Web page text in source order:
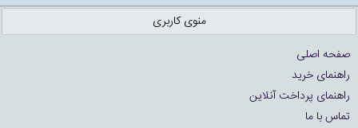
منوی کاربری
صفحه اصلی
راهنمای خرید
راهنمای پرداخت آنلاین
تماس با ما